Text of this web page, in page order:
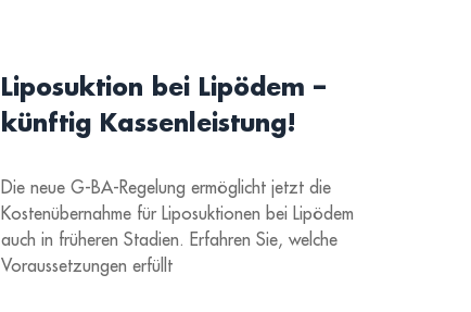
Liposuktion bei Lipödem –
künftig Kassenleistung!
Die neue G-BA-Regelung ermöglicht jetzt die
Kostenübernahme für Liposuktionen bei Lipödem
auch in früheren Stadien. Erfahren Sie, welche
Voraussetzungen erfüllt